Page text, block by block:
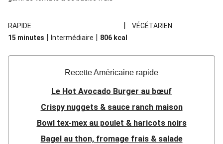
RAPIDE |
VÉGÉTARIEN
15 minutes | Intermédiaire | 806 kcal
Recette Américaine rapide
Le Hot Avocado Burger au bœuf
Crispy nuggets & sauce ranch maison
Bowl tex-mex au poulet & haricots noirs
Bagel au thon, fromage frais & salade